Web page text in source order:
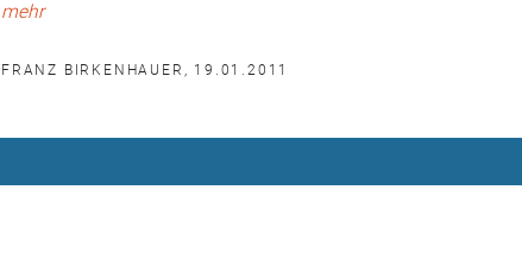
mehr
FRANZ BIRKENHAUER, 19.01.2011